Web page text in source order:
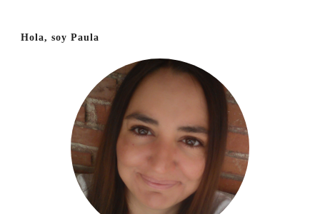
Hola, soy Paula